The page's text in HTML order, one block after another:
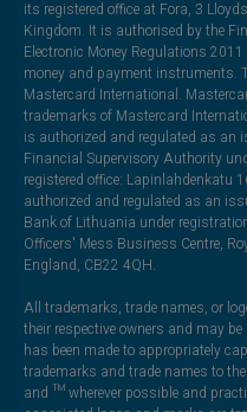
its registered office at Fora, 3
Kingdom. It is authorised by the
Electronic Money Regulations
money and payment instruments.
Mastercard International.
trademarks of Mastercard
is authorized and regulated as an
Financial Supervisory Authority
registered office: Lapinlahdenkatu
authorized and regulated as an
Bank of Lithuania under
Officers' Mess Business Centre,
England, CB22 4QH.
All trademarks, trade names, or
their respective owners and may
has been made to appropriately
trademarks and trade names to
and ™ wherever possible and